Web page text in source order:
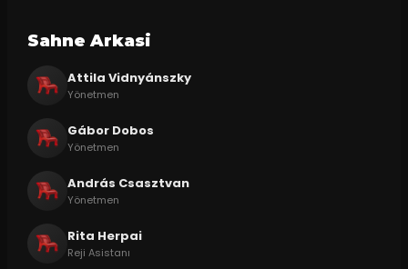
Sahne Arkasi
Attila Vidnyánszky
Yönetmen
Gábor Dobos
Yönetmen
András Csasztvan
Yönetmen
Rita Herpai
Reji Asistanı